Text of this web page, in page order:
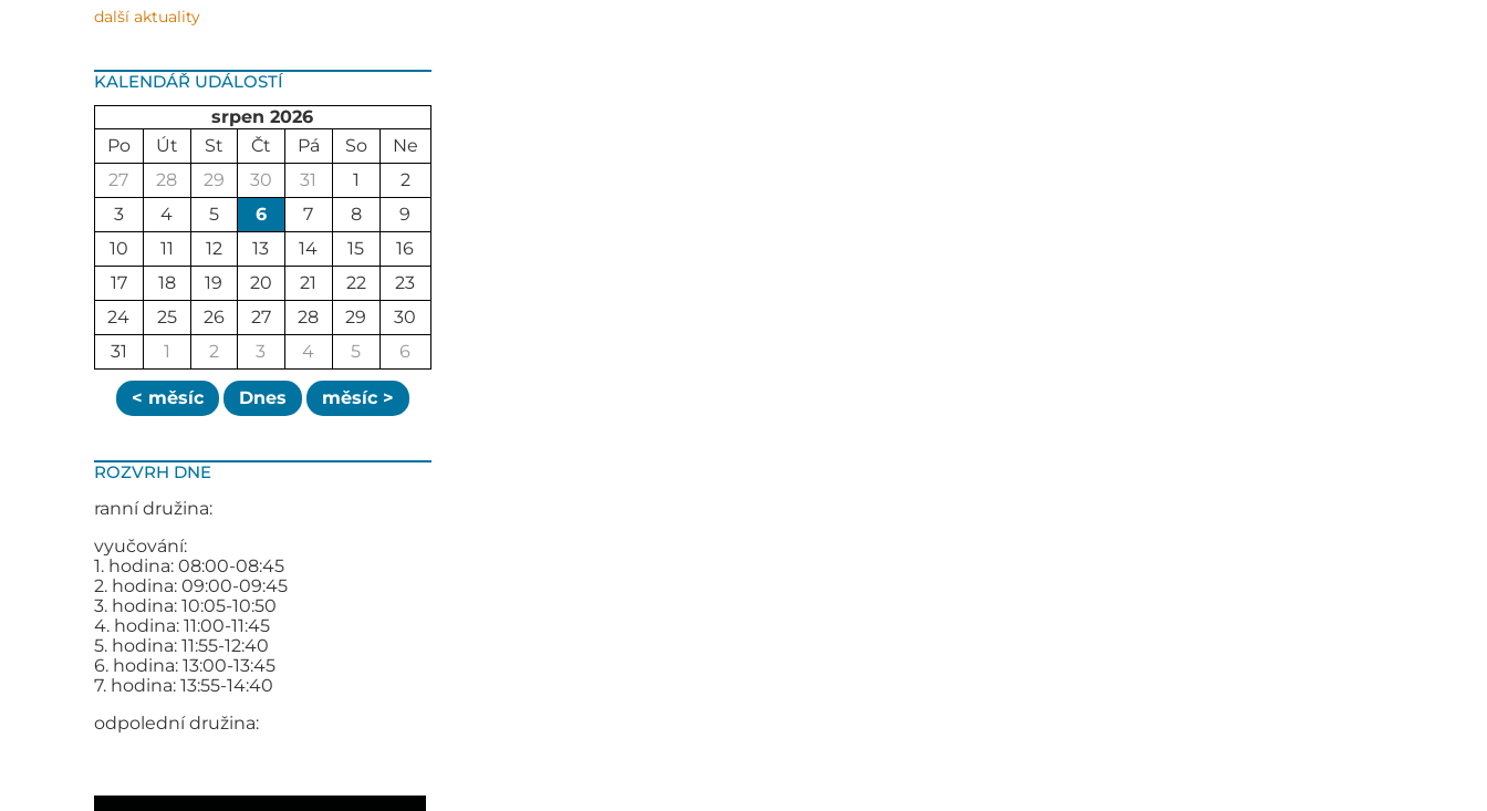
další aktuality
KALENDÁŘ UDÁLOSTÍ
srpen 2026
Po
Út St Čt Pá So
Ne
27
28 29 30 31 1
2
3
4 5 6 7 8
9
10
11 12 13 14 15
16
17
18 19 20 21 22
23
24
25 26 27 28 29
30
31
1 2 3 4 5 6
< měsíc Dnes měsíc >
ROZVRH DNE
ranní družina:
vyučování:
1. hodina: 08:00-08:45
2. hodina: 09:00-09:45
3. hodina: 10:05-10:50
4. hodina: 11:00-11:45
5. hodina: 11:55-12:40
6. hodina: 13:00-13:45
7. hodina: 13:55-14:40
odpolední družina: